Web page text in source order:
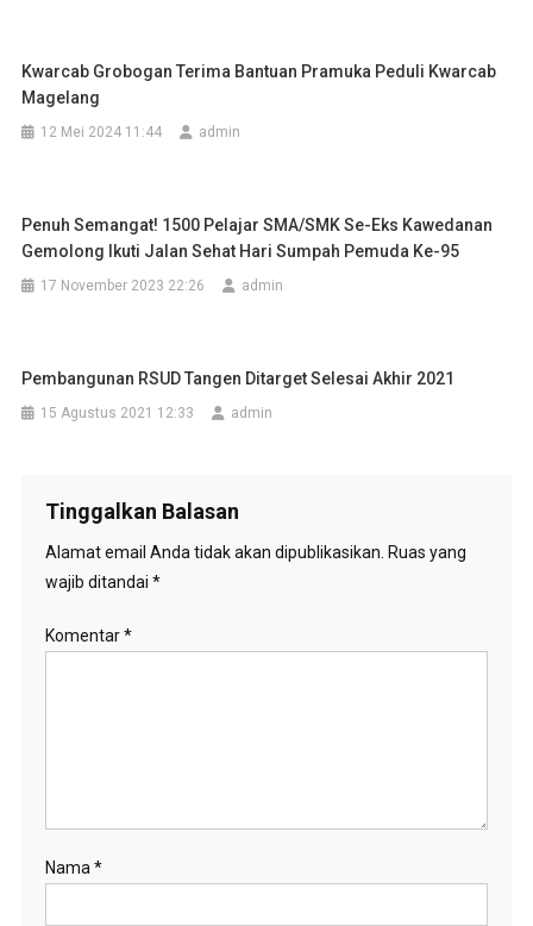
Kwarcab Grobogan Terima Bantuan Pramuka Peduli Kwarcab
Magelang
12 Mei 2024 11:44 admin
Penuh Semangat! 1500 Pelajar SMA/SMK Se-Eks Kawedanan
Gemolong Ikuti Jalan Sehat Hari Sumpah Pemuda Ke-95
17 November 2023 22:26 admin
Pembangunan RSUD Tangen Ditarget Selesai Akhir 2021
15 Agustus 2021 12:33 admin
Tinggalkan Balasan
Alamat email Anda tidak akan dipublikasikan. Ruas yang
wajib ditandai *
Komentar*
Nama *